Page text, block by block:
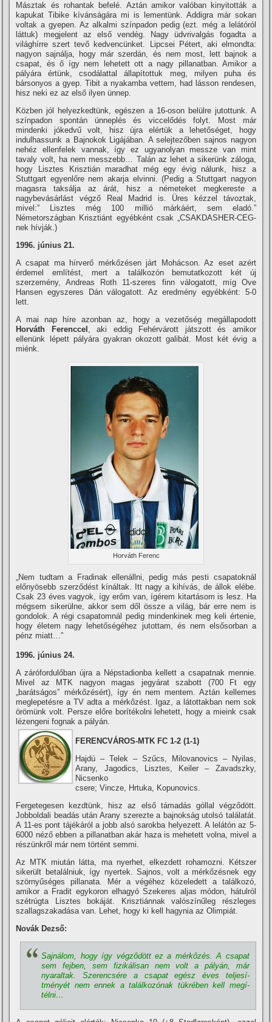
Másztak és rohantak befelé. Aztán amikor valóban kinyitották a
kapukat Tibike kí­vánságára mi is lementünk. Addigra már sokan
voltak a gyepen. Az alkalmi szí­npadon pedig (ezt. még a lelátóról
láttuk) megjelent az első vendég. Nagy üdvrivalgás fogadta a
világhí­rre szert tevő kedvencünket. Lipcsei Pétert, aki elmondta:
nagyon sajnálja, hogy már szerdán, és nem most, lett bajnok a
csapat, és ő í­gy nem lehetett ott a nagy pillanatban. Amikor a
pályára értünk, csodálattal állapí­tottuk meg, milyen puha és
bársonyos a gyep. Tibit a nyakamba vettem, had lásson rendesen,
hisz neki ez az első ilyen ünnep.
Közben jól helyezkedtünk, egészen a 16-oson belülre jutottunk. A
szí­npadon spontán ünneplés és viccelődés folyt. Most már
mindenki jókedvű volt, hisz újra elértük a lehetőséget, hogy
indulhassunk a Bajnokok Ligájában. A selejtezőben sajnos nagyon
nehéz ellenfelek vannak, í­gy ez ugyanolyan messze van mint
tavaly volt, ha nem messzebb… Talán az lehet a sikerünk záloga,
hogy Lisztes Krisztián maradhat még egy évig nálunk, hisz a
Stuttgart egyenlőre nem akarja elvinni. (Pedig a Stuttgart nagyon
magasra taksálja az árát, hisz a németeket megkereste a
nagybevásárlást végző Real Madrid is. Üres kézzel távoztak,
mivel:” Lisztes még 100 millió márkáért, sem eladó.”
Németországban Krisztiánt egyébként csak „CSAKDASHER-CEG-
nek hí­vják.)
1996. június 21.
A csapat ma hí­rverő mérkőzésen járt Mohácson. Az eset azért
érdemel emlí­tést, mert a találkozón bemutatkozott két új
szerzemény, Andreas Roth 11-szeres finn válogatott, mí­g Ove
Hansen egyszeres Dán válogatott. Az eredmény egyébként: 5-0
lett.
A mai nap hí­re azonban az, hogy a vezetőség megállapodott
Horváth Ferenccel , aki eddig Fehérvárott játszott és amikor
ellenünk lépett pályára gyakran okozott galibát. Most két évig a
miénk.
Horváth Ferenc
„Nem tudtam a Fradinak ellenállni, pedig más pesti csapatoknál
előnyösebb szerződést kí­náltak. Itt nagy a kihí­vás, de állok elébe.
Csak 23 éves vagyok, í­gy erőm van, í­gérem kitartásom is lesz. Ha
mégsem sikerülne, akkor sem dől össze a világ, bár erre nem is
gondolok. A régi csapatomnál pedig mindenkinek meg keli értenie,
hogy életem nagy lehetőségéhez jutottam, és nem elsősorban a
pénz miatt…”
1996. június 24.
A zárófordulőban újra a Népstadionba kellett a csapatnak mennie.
Mivel az MTK nagyon magas jegyárat szabott (700 Ft egy
„barátságos” mérkőzésért), í­gy én nem mentem. Aztán kellemes
meglepetésre a TV adta a mérkőzést. Igaz, a látottakban nem sok
örömünk volt. Persze előre borí­tékolni lehetett, hogy a mieink csak
lézengeni fognak a pályán.
FERENCVÁROS-MTK FC 1-2 (1-1)
Hajdú – Telek – Szűcs, Milovanovics – Nyilas,
Arany, Jagodics, Lisztes, Keiler – Zavadszky,
Nicsenko
csere; Vincze, Hrtuka, Kopunovics.
Fergetegesen kezdtünk, hisz az első támadás góllal végződött.
Jobboldali beadás után Arany szerezte a bajnokság utolsó találatát.
A 11-es pont tájékáról a jobb alsó sarokba helyezett. A lelátón az 5-
6000 néző ebben a pillanatban akár haza is mehetett volna, mivel a
részünkről már nem történt semmi.
Az MTK miután látta, ma nyerhet, elkezdett rohamozni. Kétszer
sikerült betalálniuk, í­gy nyertek. Sajnos, volt a mérkőzésnek egy
szörnyűséges pillanata. Mér a végéhez közeledett a találkozó,
amikor a Fradit egykoron elhagyó Szekeres aljas módon, hátulról
szétrúgta Lisztes bokáját. Krisztiánnak valószí­nűleg részleges
szallagszakadása van. Lehet, hogy ki kell hagynia az Olimpiát.
Novák Dezső:
Sajnálom, hogy í­gy végződött ez a mérkőzés. A csapat
sem fejben, sem fizikálisan nem volt a pályán, már
nyaraltak. Szerencsére a csapat egész éves teljesí­
tményét nem ennek a találkozónak tükrében kell megí­
télni…